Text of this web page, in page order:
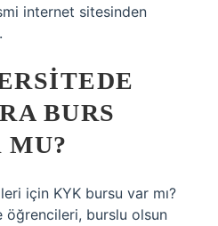
internet sitesinden
BURS
için KYK bursu var mı?
öğrencileri, burslu olsun